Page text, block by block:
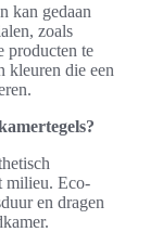
kan gedaan
zoals
producten te
kleuren die een
milieu. Eco-
en dragen